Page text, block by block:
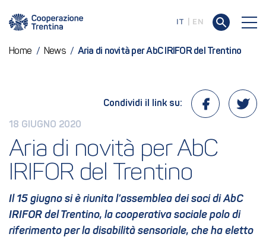
IT EN
Home / News / Aria di novità per AbC IRIFOR del Trentino
18 GIUGNO 2020
Condividi il link su:
Aria di novità per AbC
IRIFOR del Trentino
Il 15 giugno si è riunita l’assemblea dei soci di AbC
IRIFOR del Trentino, la cooperativa sociale polo di
riferimento per la disabilità sensoriale, che ha eletto